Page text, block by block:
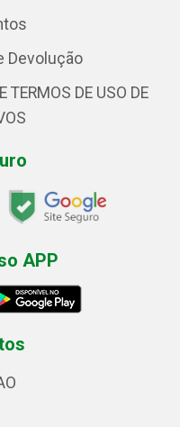
Devolução
TERMOS DE USO DE
APP